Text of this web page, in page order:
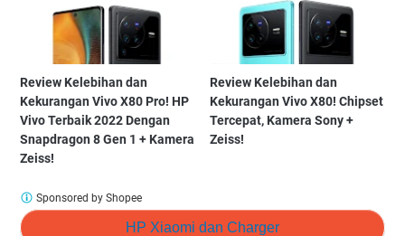
Review Kelebihan dan
Kekurangan Vivo X80 Pro! HP
Vivo Terbaik 2022 Dengan
Snapdragon 8 Gen 1 + Kamera
Zeiss!
Review Kelebihan dan
Kekurangan Vivo X80! Chipset
Tercepat, Kamera Sony +
Zeiss!
HP Xiaomi dan Charger
Sponsored by Shopee